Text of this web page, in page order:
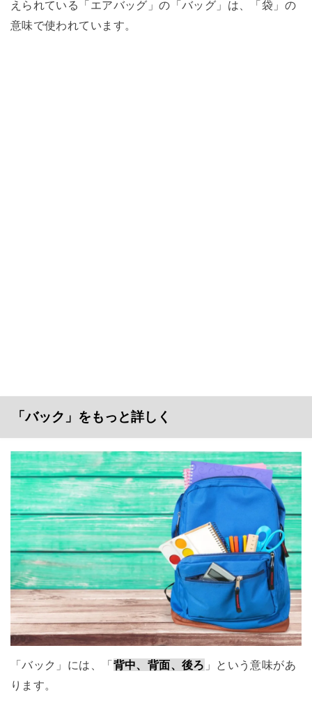
えられている「エアバッグ」の「バッグ」は、「袋」の
意味で使われています。
「バック」をもっと詳しく
「バック」には、「背中、背面、後ろ 」という意味があ
ります。